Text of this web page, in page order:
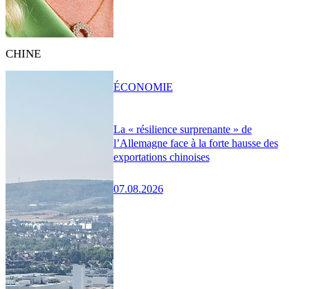
CHINE
La « résilience surprenante » de
l’Allemagne face à la forte hausse des
exportations chinoises
07.08.2026
ÉCONOMIE